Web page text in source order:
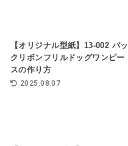
【オリジナル型紙】13-002 バッ
クリボンフリルドッグワンピー
スの作り方
2025.08.07